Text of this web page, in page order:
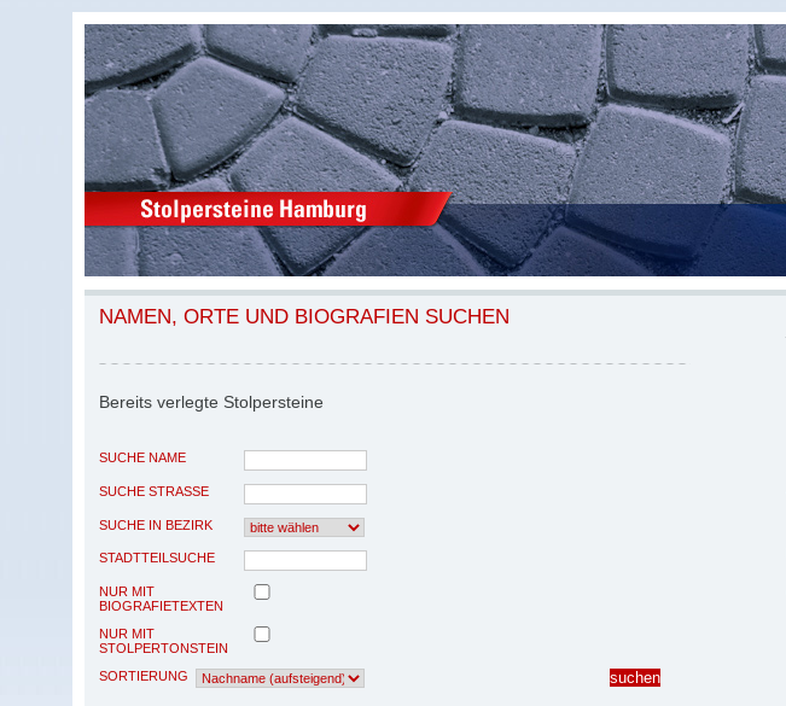
NAMEN, ORTE UND BIOGRAFIEN SUCHEN
Bereits verlegte Stolpersteine
SUCHE NAME
SUCHE STRASSE
SUCHE IN BEZIRK
STADTTEILSUCHE
NUR MIT
BIOGRAFIETEXTEN
NUR MIT
STOLPERTONSTEIN
SORTIERUNG